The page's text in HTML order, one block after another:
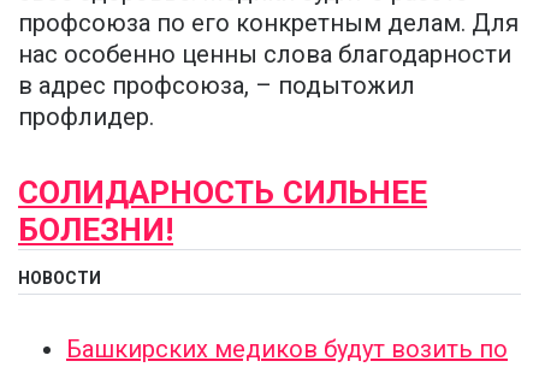
профсоюза по его конкретным делам. Для
нас особенно ценны слова благодарности
в адрес профсоюза, – подытожил
профлидер.
СОЛИДАРНОСТЬ СИЛЬНЕЕ
БОЛЕЗНИ!
НОВОСТИ
Башкирских медиков будут возить по